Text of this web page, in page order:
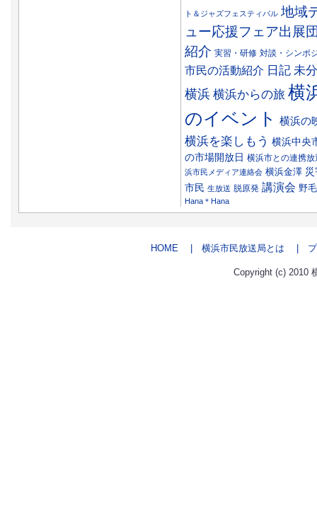
ト＆ジャズフェスティバル 地域
ュー応援フェア出展
紹介 実習・研修 対談・シンポ
市民の活動紹介 日記 未
横浜 横浜からの旅 横
のイベント
横浜の
横浜を楽しもう 横浜中央
の市場開放日 横浜市との連携放
浜市民メディア連絡会 横浜金澤
市民 生放送 脱原発 講演会 野毛
Hana＊Hana
HOME | 横浜市民放送局とは | プ
Copyright (c) 2010